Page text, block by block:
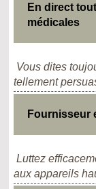
En direct
médicales
Vous dites
tellement
Fournisseur
Luttez
aux appareils